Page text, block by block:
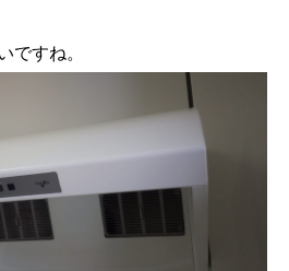
ですね。